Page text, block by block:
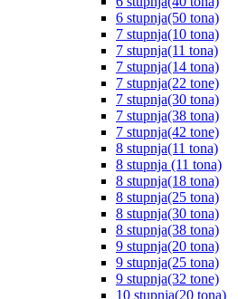
6 stupnja(50 tona)
7 stupnja(10 tona)
7 stupnja(11 tona)
7 stupnja(14 tona)
7 stupnja(22 tone)
7 stupnja(30 tona)
7 stupnja(38 tona)
7 stupnja(42 tone)
8 stupnja(11 tona)
8 stupnja (11 tona)
8 stupnja(18 tona)
8 stupnja(25 tona)
8 stupnja(30 tona)
8 stupnja(38 tona)
9 stupnja(20 tona)
9 stupnja(25 tona)
9 stupnja(32 tone)
10 stupnja(20 tona)